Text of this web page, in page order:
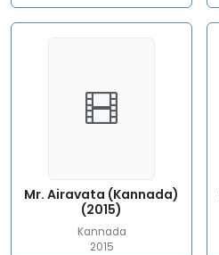
Mr. Airavata (Kannada)
(2015)
Kannada
2015